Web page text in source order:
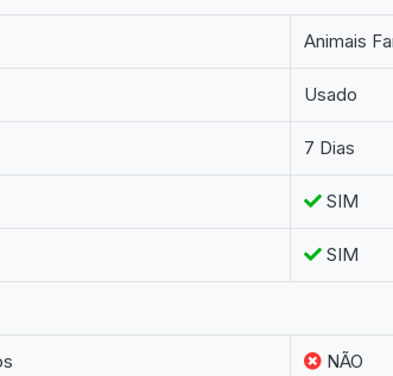
Animais
Usado
7 Dias
SIM
SIM
NÃO